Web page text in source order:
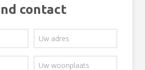
contact